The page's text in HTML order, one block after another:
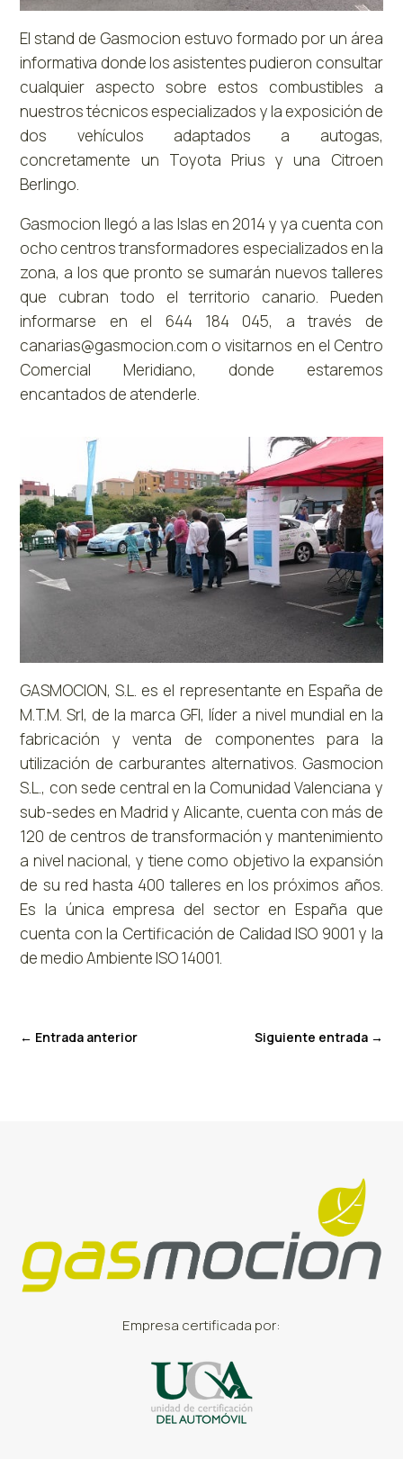
El stand de Gasmocion estuvo formado por un área
informativa donde los asistentes pudieron consultar
cualquier aspecto sobre estos combustibles a
nuestros técnicos especializados y la exposición de
dos vehículos adaptados a autogas,
concretamente un Toyota Prius y una Citroen
Berlingo.
Gasmocion llegó a las Islas en 2014 y ya cuenta con
ocho centros transformadores especializados en la
zona, a los que pronto se sumarán nuevos talleres
que cubran todo el territorio canario. Pueden
informarse en el 644 184 045, a través de
canarias@gasmocion.com o visitarnos en el Centro
Comercial Meridiano, donde estaremos
encantados de atenderle.
GASMOCION, S.L. es el representante en España de
M.T.M. Srl, de la marca GFI, líder a nivel mundial en la
fabricación y venta de componentes para la
utilización de carburantes alternativos. Gasmocion
S.L., con sede central en la Comunidad Valenciana y
sub-sedes en Madrid y Alicante, cuenta con más de
120 de centros de transformación y mantenimiento
a nivel nacional, y tiene como objetivo la expansión
de su red hasta 400 talleres en los próximos años.
Es la única empresa del sector en España que
cuenta con la Certificación de Calidad ISO 9001 y la
de medio Ambiente ISO 14001.
← Entrada anterior Siguiente entrada→
Empresa certificada por: